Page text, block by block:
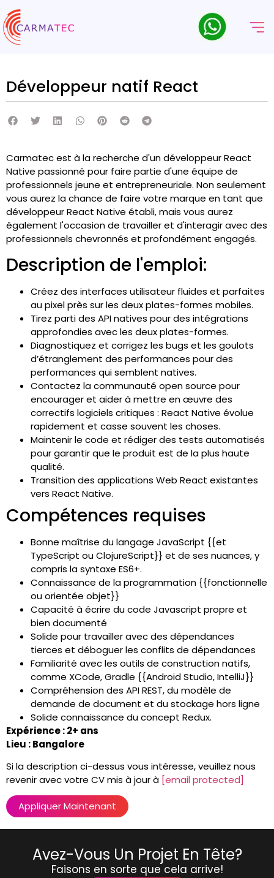
Développeur natif React
Carmatec est à la recherche d'un développeur React
Native passionné pour faire partie d'une équipe de
professionnels jeune et entrepreneuriale. Non seulement
vous aurez la chance de faire votre marque en tant que
développeur React Native établi, mais vous aurez
également l'occasion de travailler et d'interagir avec des
professionnels chevronnés et profondément engagés.
Description de l'emploi:
Créez des interfaces utilisateur fluides et parfaites
au pixel près sur les deux plates-formes mobiles.
Tirez parti des API natives pour des intégrations
approfondies avec les deux plates-formes.
Diagnostiquez et corrigez les bugs et les goulots
d’étranglement des performances pour des
performances qui semblent natives.
Contactez la communauté open source pour
encourager et aider à mettre en œuvre des
correctifs logiciels critiques : React Native évolue
rapidement et casse souvent les choses.
Maintenir le code et rédiger des tests automatisés
pour garantir que le produit est de la plus haute
qualité.
Transition des applications Web React existantes
vers React Native.
Compétences requises
Bonne maîtrise du langage JavaScript {{et
TypeScript ou ClojureScript}} et de ses nuances, y
compris la syntaxe ES6+.
Connaissance de la programmation {{fonctionnelle
ou orientée objet}}
Capacité à écrire du code Javascript propre et
bien documenté
Solide pour travailler avec des dépendances
tierces et déboguer les conflits de dépendances
Familiarité avec les outils de construction natifs,
comme XCode, Gradle {{Android Studio, IntelliJ}}
Compréhension des API REST, du modèle de
demande de document et du stockage hors ligne
Solide connaissance du concept Redux.
Expérience : 2+ ans
Lieu : Bangalore
Si la description ci-dessus vous intéresse, veuillez nous
revenir avec votre CV mis à jour à [email protected]
Appliquer Maintenant
Avez-Vous Un Projet En Tête?
Faisons en sorte que cela arrive!